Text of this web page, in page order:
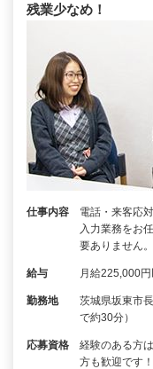
残業少なめ！
仕事内容
電話・来客応
入力業務をお
要ありません
給与 月給225,000
勤務地
茨城県坂東市
で約30分）
応募資格
経験のある方
方も歓迎です！